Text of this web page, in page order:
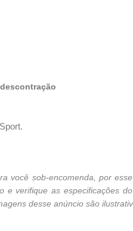
você sob-encomenda, por
e verifique as especificações
desse anúncio são